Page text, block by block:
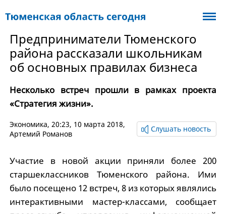
Предприниматели Тюменского
района рассказали школьникам
об основных правилах бизнеса
Несколько встреч прошли в рамках проекта
«Стратегия жизни».
Экономика, 20:23, 10 марта 2018,
Артемий Романов
Слушать новость
Участие в новой акции приняли более 200
старшеклассников Тюменского района. Ими
было посещено 12 встреч, 8 из которых являлись
интерактивными мастер-классами, сообщает